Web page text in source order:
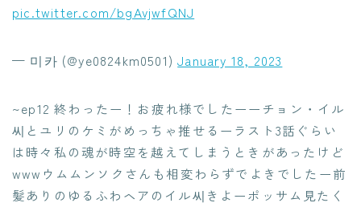
pic.twitter.com/bgAvjwfQNJ
— 미카 (@ye0824km0501)January 18, 2023
~ep12 終わったー！お疲れ様でしたーーチョン・イル
씨とユリのケミがめっちゃ推せるーラスト3話ぐらい
は時々私の魂が時空を越えてしまうときがあったけど
wwwウムムンソクさんも相変わらずでよきでしたー前
髪ありのゆるふわヘアのイル씨きよーポッサム見たく